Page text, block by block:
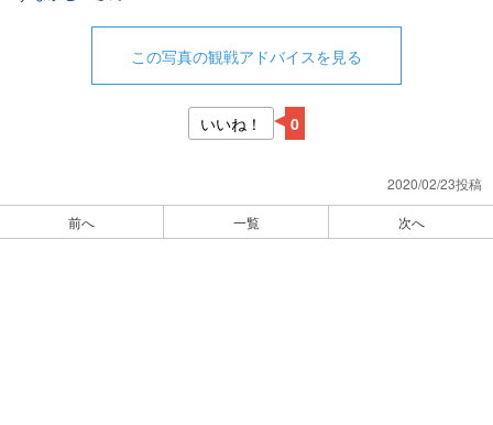
この写真の観戦アドバイスを見る
いいね！ 0
2020/02/23投稿
前へ 一覧 次へ